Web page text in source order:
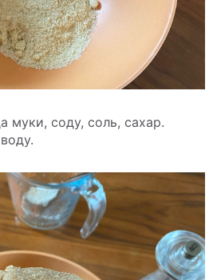
муки, соду, соль, сахар.